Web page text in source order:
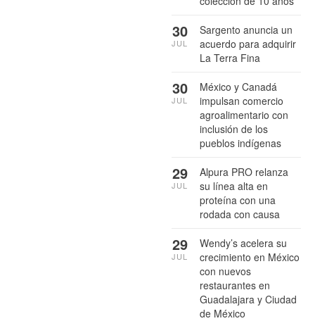
Sargento anuncia un
acuerdo para adquirir
La Terra Fina
30
JUL
México y Canadá
impulsan comercio
agroalimentario con
inclusión de los
pueblos indígenas
30
JUL
Alpura PRO relanza
su línea alta en
proteína con una
rodada con causa
29
JUL
Wendy’s acelera su
crecimiento en México
con nuevos
restaurantes en
Guadalajara y Ciudad
de México
29
JUL